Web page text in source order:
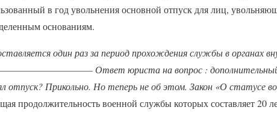
в год увольнения основной отпуск для лиц,
основаниям.
один раз за период прохождения службы в органах
Ответ юриста на вопрос : дополнительный
отпуск? Прикольно. Но теперь не об этом. Закон «О статусе
продолжительность военной службы которых составляет 20